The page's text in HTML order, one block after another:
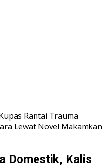
Kupas Rantai Trauma
Lewat Novel Makamkan
Domestik, Kalis